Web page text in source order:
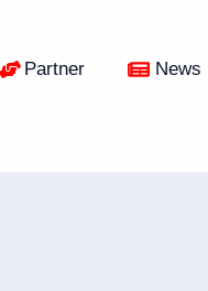
Partner News